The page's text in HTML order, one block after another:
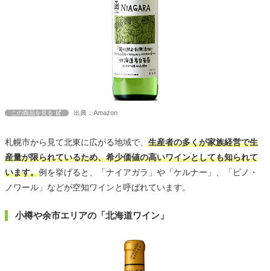
この商品を見る 出典：Amazon
札幌市から見て北東に広がる地域で、 生産者の多くが家族経営で生
産量が限られているため、希少価値の高いワインとしても知られて
います。例を挙げると、「ナイアガラ」や「ケルナー」、「ピノ・
ノワール」などが空知ワインと呼ばれています。
小樽や余市エリアの「北海道ワイン」